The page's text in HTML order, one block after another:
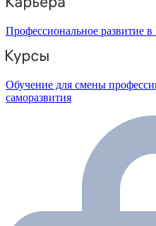
Профессиональное развитие в
Обучение для смены
саморазвития